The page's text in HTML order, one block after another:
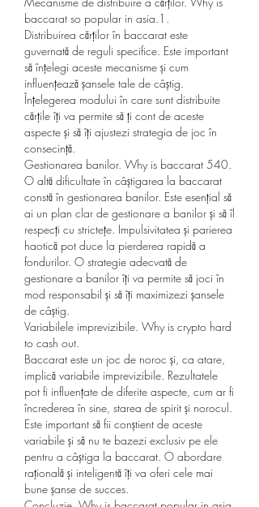
baccarat so popular in asia.1.
Distribuirea cărților în baccarat este
guvernată de reguli specifice. Este important
să înțelegi aceste mecanisme și cum
influențează șansele tale de câștig.
Înțelegerea modului în care sunt distribuite
cărțile îți va permite să ți cont de aceste
aspecte și să îți ajustezi strategia de joc în
consecință.
Gestionarea banilor. Why is baccarat 540.
O altă dificultate în câștigarea la baccarat
constă în gestionarea banilor. Este esențial să
ai un plan clar de gestionare a banilor și să îl
respecți cu strictețe. Impulsivitatea și parierea
haotică pot duce la pierderea rapidă a
fondurilor. O strategie adecvată de
gestionare a banilor îți va permite să joci în
mod responsabil și să îți maximizezi șansele
de câștig.
Variabilele imprevizibile. Why is crypto hard
to cash out.
Baccarat este un joc de noroc și, ca atare,
implică variabile imprevizibile. Rezultatele
pot fi influențate de diferite aspecte, cum ar fi
încrederea în sine, starea de spirit și norocul.
Este important să fii conștient de aceste
variabile și să nu te bazezi exclusiv pe ele
pentru a câștiga la baccarat. O abordare
rațională și inteligentă îți va oferi cele mai
bune șanse de succes.